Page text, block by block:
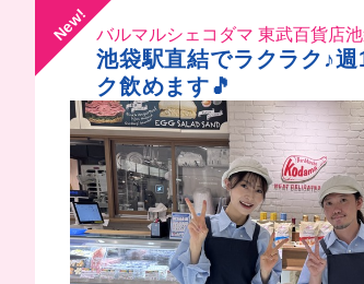
New! バルマルシェコダマ 東武百貨店
池袋駅直結でラクラク♪
ク飲めます🎵